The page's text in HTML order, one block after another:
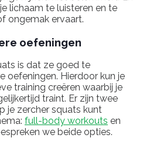
lichaam te luisteren en te
ongemak ervaart.
oefeningen
is dat ze goed te
oefeningen. Hierdoor kun je
training creëren waarbij je
traint. Er zijn twee
je zercher squats kunt
full-body workouts en
we beide opties.